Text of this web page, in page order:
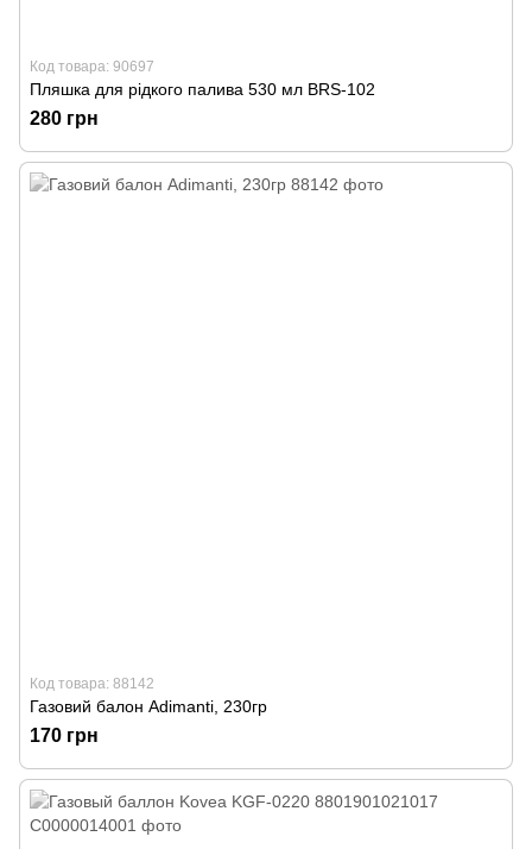
Код товара: 90697
Пляшка для рідкого палива 530 мл BRS-102
280 грн
Код товара: 88142
Газовий балон Adimanti, 230гр
170 грн